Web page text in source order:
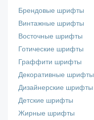
Брендовые шрифты
Винтажные шрифты
Восточные шрифты
Готические шрифты
Граффити шрифты
Декоративные шрифты
Дизайнерские шрифты
Детские шрифты
Жирные шрифты